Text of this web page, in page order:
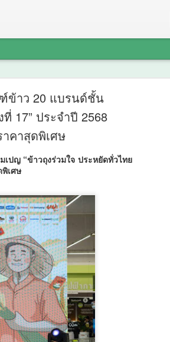
ข้าว 20 แบรนด์ชั้น
17” ประจำปี 2568
คาสุดพิเศษ
ญ “ข้าวถุงร่วมใจ ประหยัดทั่วไทย
เศษ
มกับสำนักงานวัฒนธรรม
14 จังหวัดภาคใต้ จัด
รมสีสันแห่งศรัทธา พัฒนา
ณธรรมพลังบวร” สืบสาน
นวัฒนธรรมจังหวัด 14 จังหวัดภาคใต้ จัด “มหกรรม
นาชุมชนคุณธรรมพลังบวร” สืบสานคุณธรรม ต่อย
ชุมชน
เวลา 19.00 น. กรมการศาสนา กระทรวง
จังหวัดสตูล และสำนักงานวัฒนธรรมจังหวัด 14
พิธีเปิดงาน “มหกรรมสีสันแห่งศรัทธา พัฒนาชุมชน
าคกใต้” ภายใต้โครงการพลังบวรในมิติศาสนา
ณ พ.ศ.